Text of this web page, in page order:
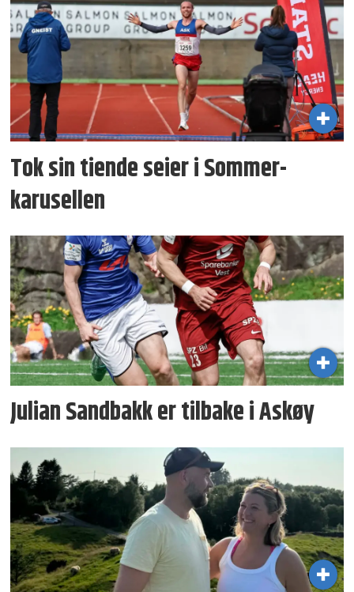
Tok sin tiende seier i Sommer­
karusellen
Julian Sandbakk er tilbake i Askøy